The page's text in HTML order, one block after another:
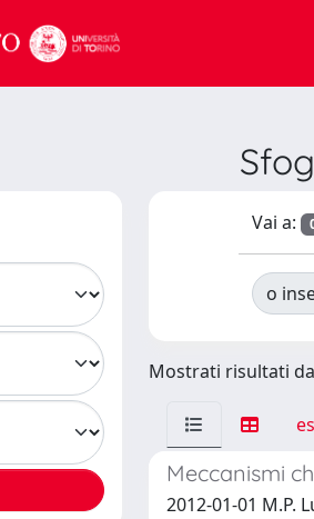
Vai a:
o
Mostrati risultati
Meccanismi
2012-01-01 M.P.